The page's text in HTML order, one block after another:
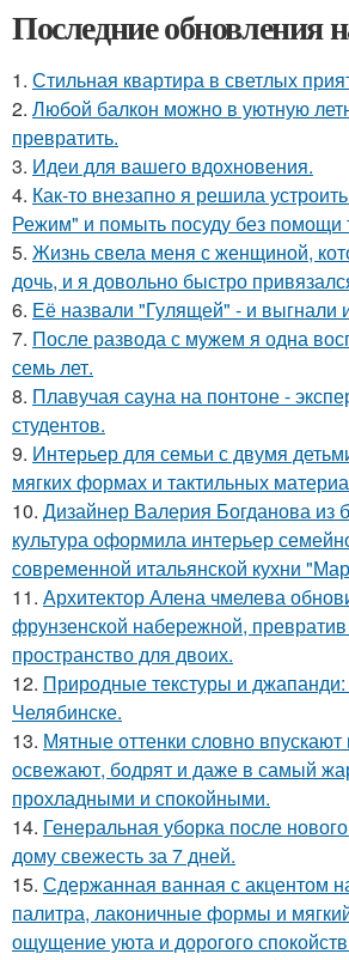
Последние обновления
1. Стильная квартира в светлых
2. Любой балкон можно в уютную
превратить.
3. Идеи для вашего вдохновения.
4. Как-то внезапно я решила
Режим" и помыть посуду без помощи
5. Жизнь свела меня с женщиной,
дочь, и я довольно быстро
6. Её назвали "Гулящей" - и выгнали
7. После развода с мужем я одна
семь лет.
8. Плавучая сауна на понтоне -
студентов.
9. Интерьер для семьи с двумя
мягких формах и тактильных
10. Дизайнер Валерия Богданова из
культура оформила интерьер
современной итальянской кухни
11. Архитектор Алена чмелева
фрунзенской набережной,
пространство для двоих.
12. Природные текстуры и
Челябинске.
13. Мятные оттенки словно
освежают, бодрят и даже в самый
прохладными и спокойными.
14. Генеральная уборка после
дому свежесть за 7 дней.
15. Сдержанная ванная с акцентом
палитра, лаконичные формы и
ощущение уюта и дорогого